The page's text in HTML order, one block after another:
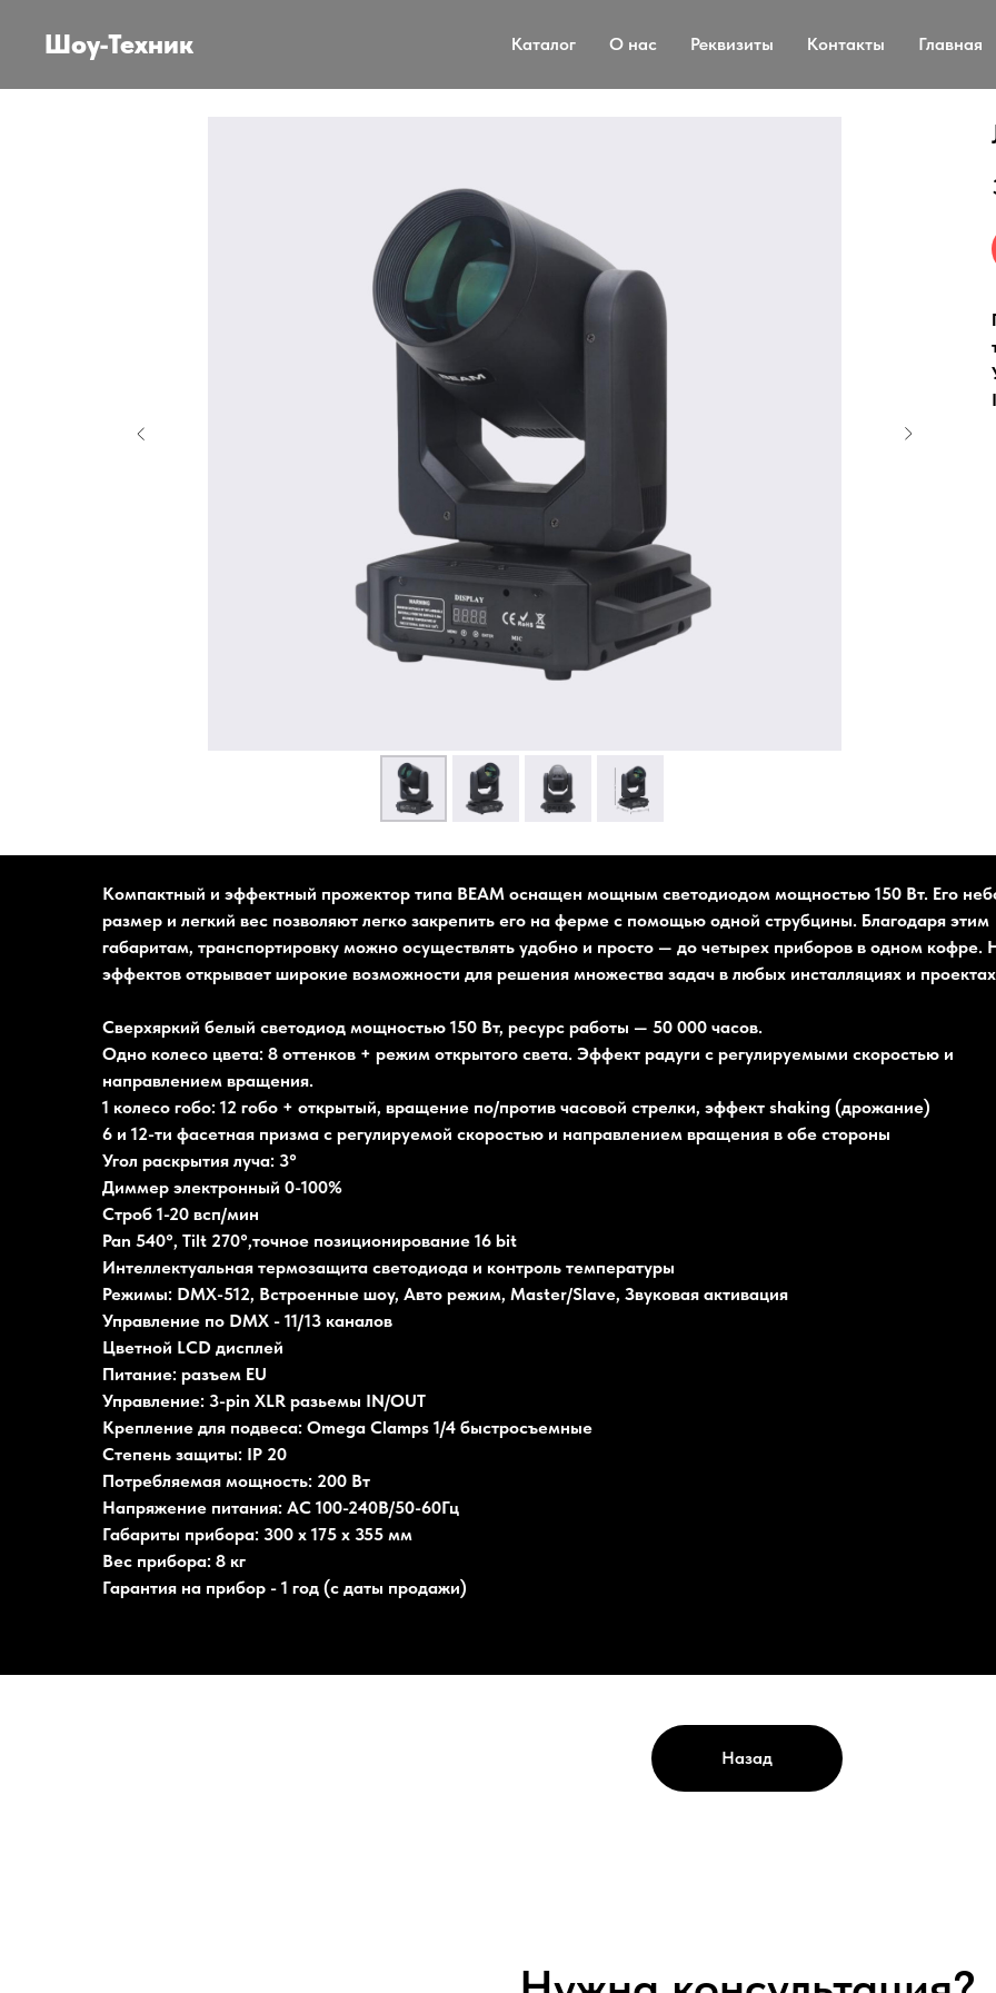
Шоу-Техник Каталог О нас Реквизиты Контакты Главная
Компактный и эффектный прожектор типа BEAM оснащен мощным светодиодом мощностью 150 Вт. Его
размер и легкий вес позволяют легко закрепить его на ферме с помощью одной струбцины. Благодаря этим
габаритам, транспортировку можно осуществлять удобно и просто — до четырех приборов в одном кофре.
эффектов открывает широкие возможности для решения множества задач в любых инсталляциях и
Сверхяркий белый светодиод мощностью 150 Вт, ресурс работы — 50 000 часов.
Одно колесо цвета: 8 оттенков + режим открытого света. Эффект радуги с регулируемыми скоростью и
направлением вращения.
1 колесо гобо: 12 гобо + открытый, вращение по/против часовой стрелки, эффект shaking (дрожание)
6 и 12-ти фасетная призма с регулируемой скоростью и направлением вращения в обе стороны
Угол раскрытия луча: 3°
Диммер электронный 0-100%
Строб 1-20 всп/мин
Pan 540°, Tilt 270°,точное позиционирование 16 bit
Интеллектуальная термозащита светодиода и контроль температуры
Режимы: DMX-512, Встроенные шоу, Авто режим, Master/Slave, Звуковая активация
Управление по DMX - 11/13 каналов
Цветной LCD дисплей
Питание: разъем EU
Управление: 3-pin XLR разьемы IN/OUT
Крепление для подвеса: Omega Clamps 1/4 быстросъемные
Степень защиты: IP 20
Потребляемая мощность: 200 Вт
Напряжение питания: AC 100-240В/50-60Гц
Габариты прибора: 300 x 175 x 355 мм
Вес прибора: 8 кг
Гарантия на прибор - 1 год (с даты продажи)
Назад